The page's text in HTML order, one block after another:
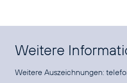
Weitere
Weitere Auszeichnungen: